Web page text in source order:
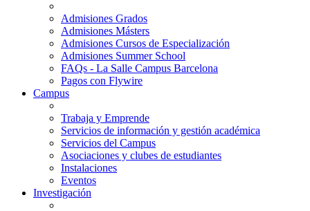
Admisiones Grados
Admisiones Másters
Admisiones Cursos de Especialización
Admisiones Summer School
FAQs - La Salle Campus Barcelona
Pagos con Flywire
Campus
Trabaja y Emprende
Servicios de información y gestión académica
Servicios del Campus
Asociaciones y clubes de estudiantes
Instalaciones
Eventos
Investigación